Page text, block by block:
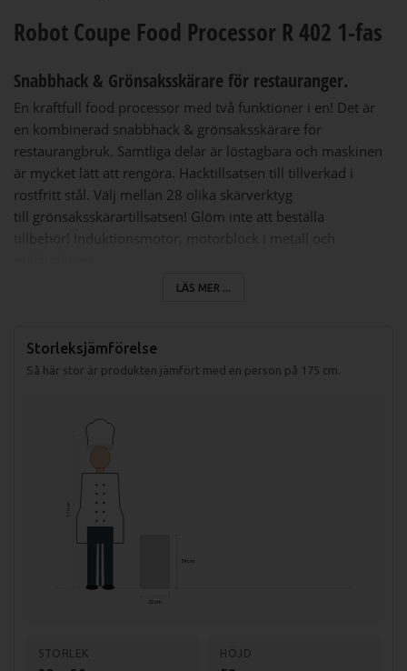
Robot Coupe Food Processor R 402 1-fas
Snabbhack & Grönsaksskärare för restauranger.
En kraftfull food processor med två funktioner i en! Det är
en kombinerad snabbhack & grönsaksskärare för
restaurangbruk. Samtliga delar är löstagbara och maskinen
är mycket lätt att rengöra. Hacktillsatsen till tillverkad i
rostfritt stål. Välj mellan 28 olika skärverktyg
till grönsaksskärartillsatsen! Glöm inte att beställa
tillbehör! Induktionsmotor, motorblock i metall och
Grönsaksskärare
LÄS MER ...
Storleksjämförelse
Så här stor är produkten jämfört med en person på 175 cm.
175 cm
59 cm
32 cm
STORLEK HÖJD